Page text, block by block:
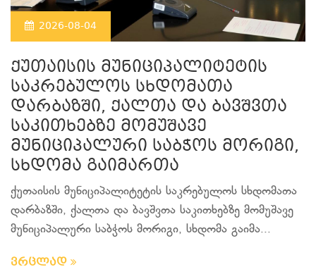
2026-08-04
ქუთაისის მუნიციპალიტეტის
საკრებულოს სხდომათა
დარბაზში, ქალთა და ბავშვთა
საკითხებზე მომუშავე
მუნიციპალური საბჭოს მორიგი,
სხდომა გაიმართა
ქუთაისის მუნიციპალიტეტის საკრებულოს სხდომათა
დარბაზში, ქალთა და ბავშვთა საკითხებზე მომუშავე
მუნიციპალური საბჭოს მორიგი, სხდომა გაიმა...
ვრცლად